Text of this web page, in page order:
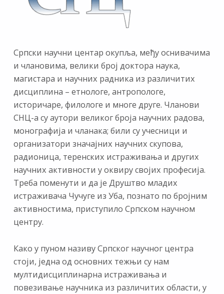
Српски научни центар окупља, међу оснивачима
и члановима, велики број доктора наука,
магистара и научних радника из различитих
дисциплина – етнологе, антропологе,
историчаре, филологе и многе друге. Чланови
СНЦ-а су аутори великог броја научних радова,
монографија и чланака; били су учесници и
организатори значајних научних скупова,
радионица, теренских истраживања и других
научних активности у оквиру својих професија.
Треба поменути и да је Друштво младих
истраживача Чучуге из Уба, познато по бројним
активностима, приступило Српском научном
центру.
Како у пуном називу Српског научног центра
стоји, једна од основних тежњи су нам
мултидисциплинарна истраживања и
повезивање научника из различитих области, у